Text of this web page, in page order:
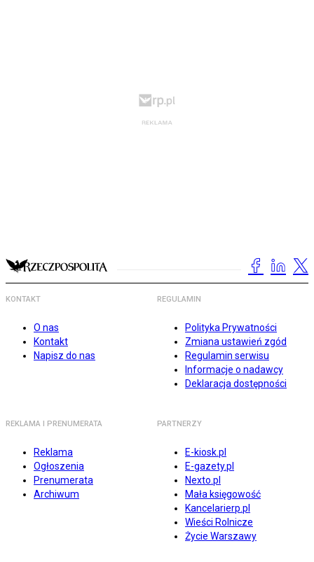
KONTAKT
O nas
Kontakt
Napisz do nas
REGULAMIN
Polityka Prywatności
Zmiana ustawień zgód
Regulamin serwisu
Informacje o nadawcy
Deklaracja dostępności
REKLAMA I PRENUMERATA
Reklama
Ogłoszenia
Prenumerata
Archiwum
PARTNERZY
E-kiosk.pl
E-gazety.pl
Nexto.pl
Mała księgowość
Kancelarierp.pl
Wieści Rolnicze
Życie Warszawy